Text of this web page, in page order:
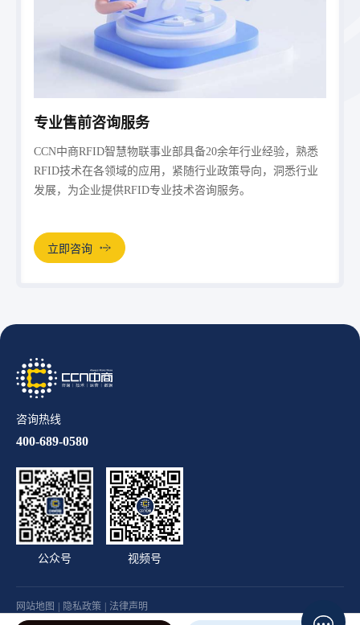
专业售前咨询服务
CCN中商RFID智慧物联事业部具备20余年行业经验，熟悉
RFID技术在各领域的应用，紧随行业政策导向，洞悉行业
发展，为企业提供RFID专业技术咨询服务。
立即咨询
咨询热线
400-689-0580
公众号 视频号
网站地图 隐私政策 法律声明